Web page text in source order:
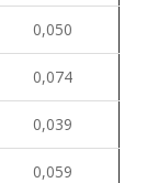
0,050
0,074
0,039
0,059